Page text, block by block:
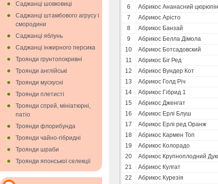
6
Абрикос Ананасний
7
Абрикос Арісто
8
Абрикос Банзай
9
Абрикос Белла Дімола
10
Абрикос Ботсадовский
11
Абрикос Біг Ред
12
Абрикос Вундер Кот
13
Абрикос Голд Річ
14
Абрикос Гібрид 1
15
Абрикос Дженгат
16
Абрикос Ерлі Блуш
17
Абрикос Ерлі ред Оранж
18
Абрикос Кармен Топ
19
Абрикос Колорадо
20
Абрикос Крупноплодний
21
Абрикос Кулгат
22
Абрикос Курезія
Саджанці шовковиці
Саджанці штамбового агрусу і
смородини
Саджанці яблунь
Саджанці інжирного персика
Троянди грунтопокривні
Троянди англійські
Троянди мускуснi
Троянди плетисті
Троянди спрей, мініатюрні,
патіо
Троянди флорибунда
Троянди чайно-гібридні
Троянди шраби
Троянди японської селекції